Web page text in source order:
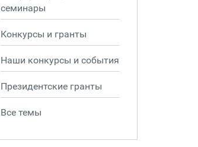
семинары
Конкурсы и гранты
Наши конкурсы и события
Президентские гранты
Все темы